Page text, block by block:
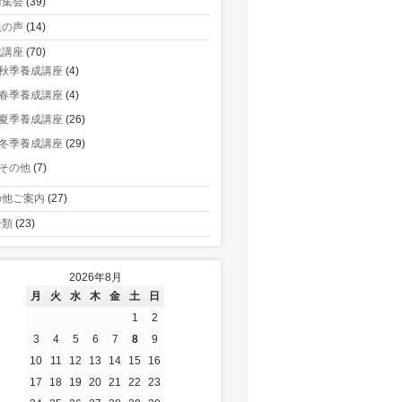
声 (14)
座 (70)
季養成講座 (4)
季養成講座 (4)
夏季養成講座 (26)
季養成講座 (29)
その他 (7)
ご案内 (27)
(23)
2026年8月
月
火 水 木 金 土
日
1
2
3
4 5 6 7 8
9
10
11 12 13 14 15
16
17
18 19 20 21 22
23